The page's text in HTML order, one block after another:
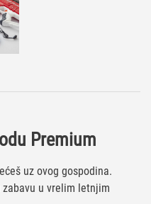
Premium
uz ovog gospodina.
u vrelim letnjim